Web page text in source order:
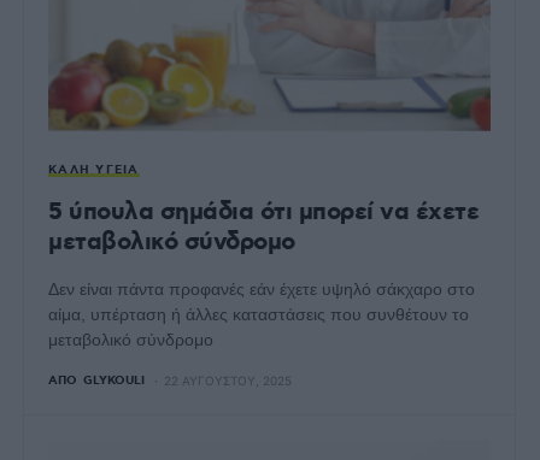
ΚΑΛΉ ΥΓΕΊΑ
5 ύπουλα σημάδια ότι μπορεί να έχετε
μεταβολικό σύνδρομο
Δεν είναι πάντα προφανές εάν έχετε υψηλό σάκχαρο στο
αίμα, υπέρταση ή άλλες καταστάσεις που συνθέτουν το
μεταβολικό σύνδρομο
ΑΠΌ GLYKOULI 22 ΑΥΓΟΎΣΤΟΥ, 2025